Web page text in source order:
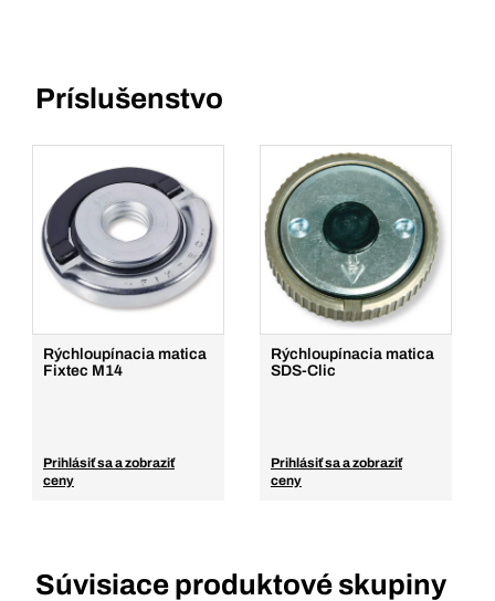
Príslušenstvo
Rýchloupínacia matica
Fixtec M14
Prihlásiť sa a zobraziť
ceny
Rýchloupínacia matica
SDS-Clic
Prihlásiť sa a zobraziť
ceny
Súvisiace produktové skupiny